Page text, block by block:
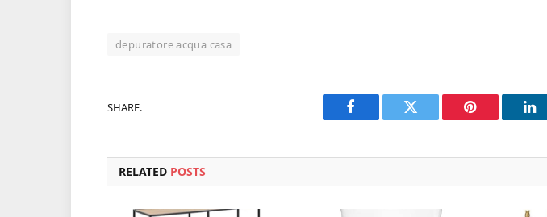
depuratore acqua casa
SHARE.
Facebook Twitter Pinterest
RELATED POSTS